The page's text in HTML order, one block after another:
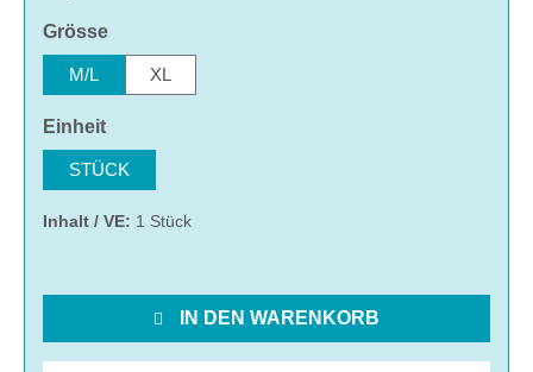
Grösseauswählen
M/L XL
Einheitauswählen
STÜCK
Inhalt / VE: 1 Stück
IN DEN WARENKORB